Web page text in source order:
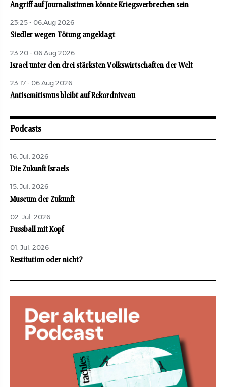
Angriff auf Journalistinnen könnte Kriegsverbrechen sein
23:25 - 06.Aug 2026
Siedler wegen Tötung angeklagt
23:20 - 06.Aug 2026
Israel unter den drei stärksten Volkswirtschaften der Welt
23:17 - 06.Aug 2026
Antisemitismus bleibt auf Rekordniveau
Podcasts
16. Jul. 2026
Die Zukunft Israels
15. Jul. 2026
Museum der Zukunft
02. Jul. 2026
Fussball mit Kopf
01. Jul. 2026
Restitution oder nicht?